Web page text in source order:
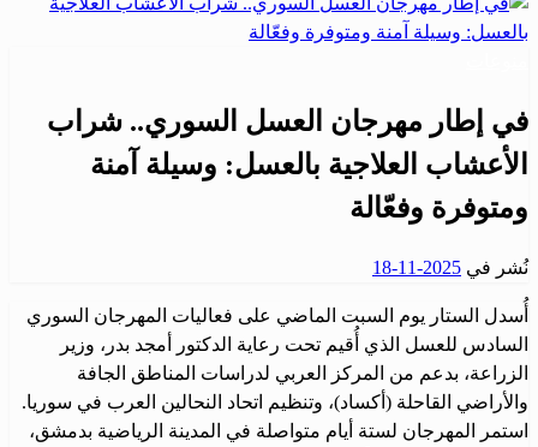
في إطار مهرجان العسل السوري.. شراب
الأعشاب العلاجية بالعسل: وسيلة آمنة
ومتوفرة وفعّالة
نُشر في 2025-11-18
أُسدل الستار يوم السبت الماضي على فعاليات المهرجان السوري
السادس للعسل الذي أُقيم تحت رعاية الدكتور أمجد بدر، وزير
الزراعة، بدعم من المركز العربي لدراسات المناطق الجافة
والأراضي القاحلة (أكساد)، وتنظيم اتحاد النحالين العرب في سوريا.
استمر المهرجان لستة أيام متواصلة في المدينة الرياضية بدمشق،